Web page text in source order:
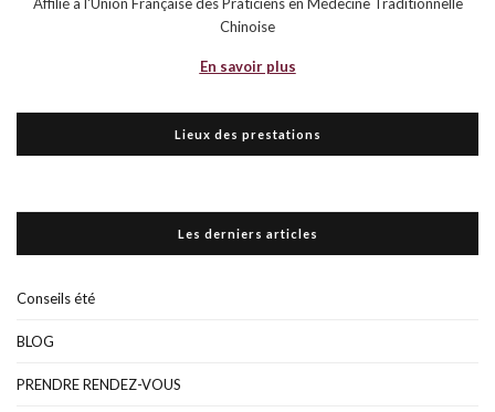
Chinoise
En savoir plus
Lieux des prestations
Les derniers articles
Conseils été
BLOG
PRENDRE RENDEZ-VOUS